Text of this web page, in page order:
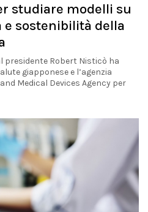
studiare modelli su
sostenibilità della
presidente Robert Nisticò ha
giapponese e l’agenzia
Medical Devices Agency per